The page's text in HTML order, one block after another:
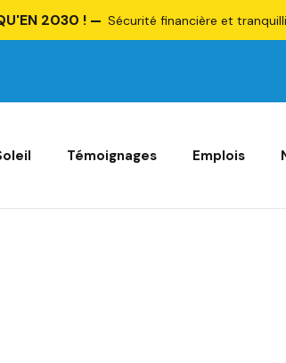
2030 ! Sécurité financière et
Témoignages Emplois